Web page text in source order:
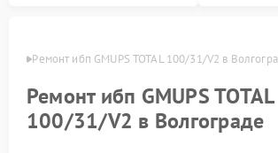
Ремонт ибп GMUPS TOTAL 100/31/V2 в
Ремонт ибп GMUPS TOTAL
100/31/V2 в Волгограде